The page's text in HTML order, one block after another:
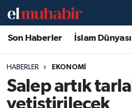
Son Haberler İslam Dünyası
HABERLER EKONOMI
Salep artık
yetiştirilecek
Hava Durumu
Trafik Durumu
Süper Lig Puan Durumu